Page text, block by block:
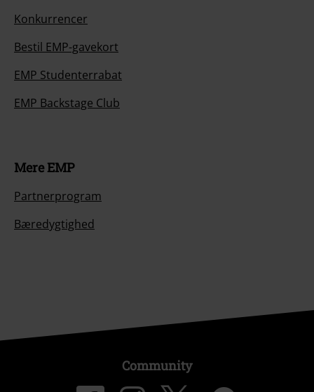
Konkurrencer
Bestil EMP-gavekort
EMP Studenterrabat
EMP Backstage Club
Mere EMP
Partnerprogram
Bæredygtighed
Community